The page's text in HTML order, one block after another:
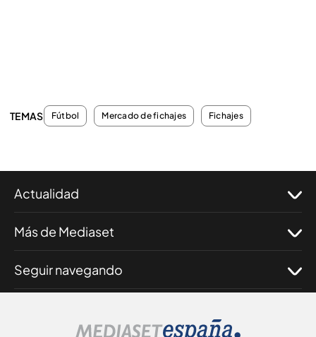
TEMAS Fútbol Mercado de fichajes Fichajes
Actualidad
Más de Mediaset
Seguir navegando